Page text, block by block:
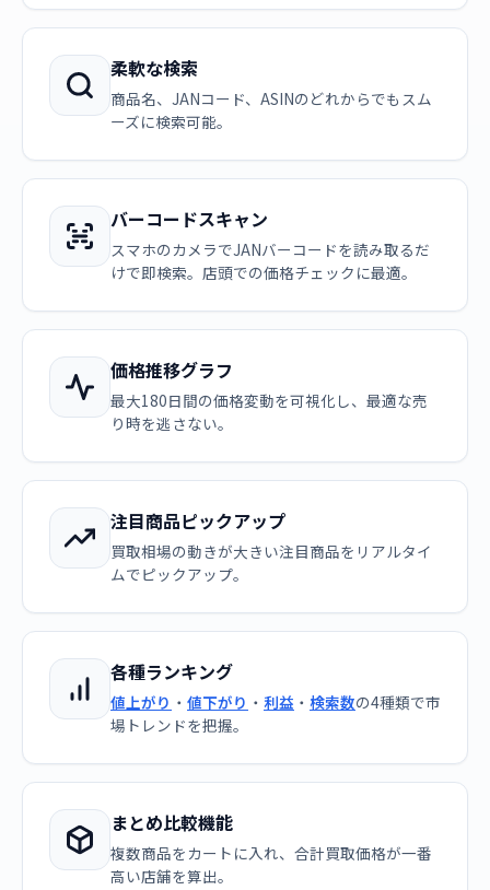
柔軟な検索
商品名、JANコード、ASINのどれからでもスム
ーズに検索可能。
バーコードスキャン
スマホのカメラでJANバーコードを読み取るだ
けで即検索。店頭での価格チェックに最適。
価格推移グラフ
最大180日間の価格変動を可視化し、最適な売
り時を逃さない。
注目商品ピックアップ
買取相場の動きが大きい注目商品をリアルタイ
ムでピックアップ。
各種ランキング
値上がり ・ 値下がり ・ 利益 ・ 検索数の4種類で市
場トレンドを把握。
まとめ比較機能
複数商品をカートに入れ、合計買取価格が一番
高い店舗を算出。